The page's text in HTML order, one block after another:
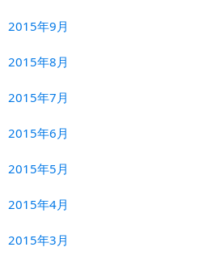
2015年9月
2015年8月
2015年7月
2015年6月
2015年5月
2015年4月
2015年3月